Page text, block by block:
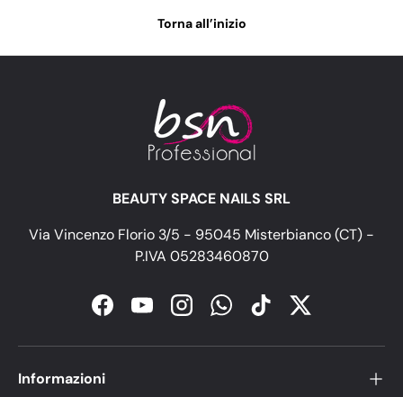
Torna all’inizio
BEAUTY SPACE NAILS SRL
Via Vincenzo Florio 3/5 - 95045 Misterbianco (CT) -
P.IVA 05283460870
FacebookYouTubeInstagramWhatsAppTikTokTwitter
Informazioni